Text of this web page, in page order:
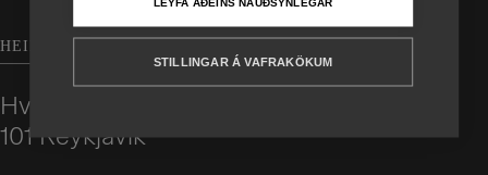
HEIMILISFANG
Hverfisgata 103
101 Reykjavík
STILLINGAR Á VAFRAKÖKUM